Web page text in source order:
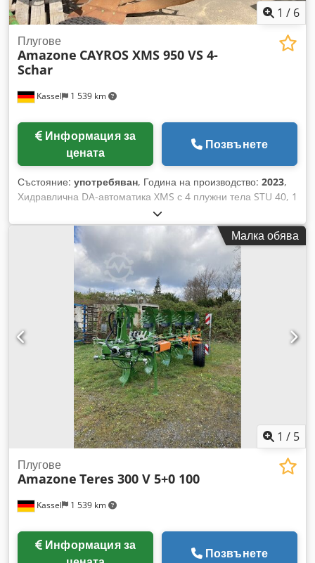
1 / 6
Kassel 1 539 km
Плугове
Amazone CAYROS XMS 950 VS 4-
Schar
Информация за
цената
Позвънете
Състояние: употребяван, Година на производство: 2023,
Хидравлична DA-автоматика XMS с 4 плужни тела STU 40, 1
чифт 4x лемеха 430 HD, 1 чифт предпазители на стойките,
1 чифт 4x предрязвачи M0 RH65-85, дисков плужен нож DM
500, с хидравлично тежко каменно предпазване,
махаловидно опорно колело DM 680. Cjdpjtvf Rwofx Ab
Малка обява
1 / 5
Kassel 1 539 km
Плугове
Amazone Teres 300 V 5+0 100
Информация за
Позвънете